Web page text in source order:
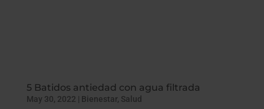
5 Batidos antiedad con agua filtrada
May 30, 2022 | Bienestar, Salud